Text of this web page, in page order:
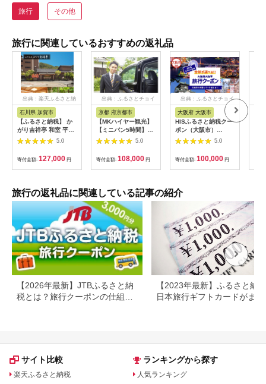
旅行 その他
旅行に関連しているおすすめの返礼品
出典：楽天ふるさと納
石川県 加賀市
【ふるさと納税】 か
がり吉祥亭 和室 平日
限定 ペア宿泊券 1泊2
食付 2名 ペア 食事付
温泉 宿泊券 旅行 トラ
ベル 宿泊 宿泊施設 宿
レジャー F6P-0991
5.0
寄付金額: 127,000 円
出典：ふるさとチョイ
京都 府京都市
【MKハイヤー観光】
【ミニバン5時間】ド
ライバーとめぐるとっ
ておきの京都観光（3
／21-6／20・10／1-
11／30）
5.0
寄付金額: 108,000 円
出典：ふるさとチョイ
大阪府 大阪市
HISふるさと納税クー
ポン（大阪市）
30,000円分_OS039-
5.0
寄付金額: 100,000 円
旅行の返礼品に関連している記事の紹介
【2026年最新】JTBふるさと納
税とは？旅行クーポンの仕組
【2023年最新】ふるさと納
日本旅行ギフトカードがまだ
サイト比較
楽天ふるさと納税
ランキングから探す
人気ランキング